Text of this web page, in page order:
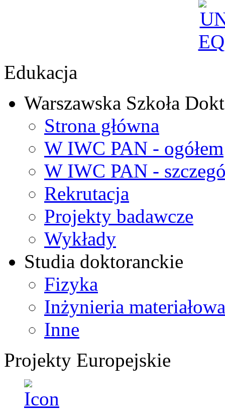
Edukacja
Warszawska Szkoła
Strona główna
W IWC PAN - ogółem
W IWC PAN -
Rekrutacja
Projekty badawcze
Wykłady
Studia doktoranckie
Fizyka
Inżynieria materiałowa
Inne
Projekty Europejskie